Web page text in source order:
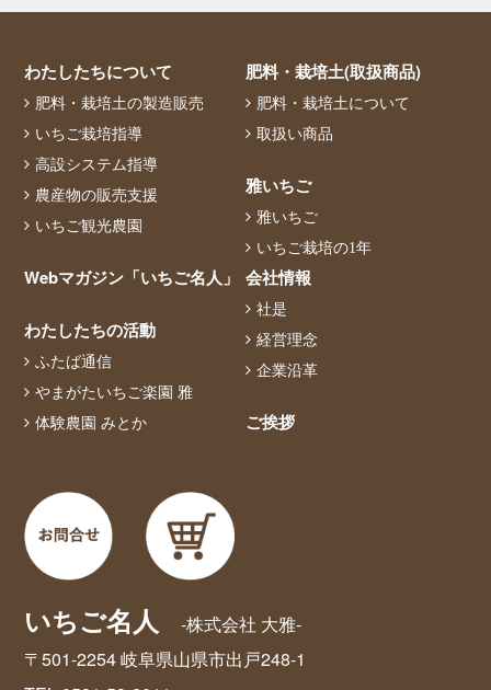
わたしたちについて
肥料・栽培土の製造販売
いちご栽培指導
高設システム指導
農産物の販売支援
いちご観光農園
肥料・栽培土(取扱商品)
肥料・栽培土について
取扱い商品
雅いちご
雅いちご
いちご栽培の1年
Webマガジン「いちご名人」
わたしたちの活動
ふたば通信
やまがたいちご楽園 雅
体験農園 みとか
会社情報
社是
経営理念
企業沿革
ご挨拶
いちご名人
-株式会社 大雅-
〒501-2254 岐阜県山県市出戸248-1